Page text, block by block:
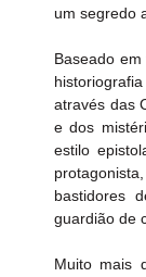
um segredo
Baseado
através das
e dos
estilo
bastidores
guardião de
Muito mais